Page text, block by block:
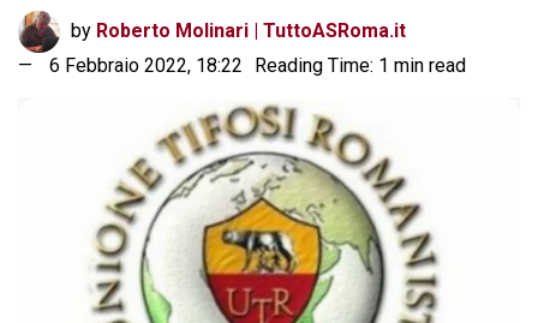
by Roberto Molinari | TuttoASRoma.it
6 Febbraio 2022, 18:22
Reading Time: 1 min read